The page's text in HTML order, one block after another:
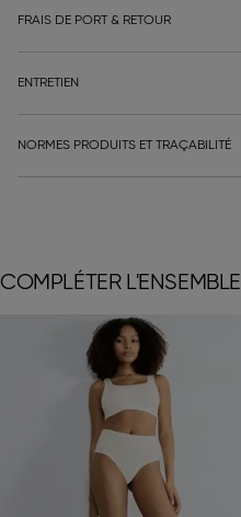
FRAIS DE PORT & RETOUR
ENTRETIEN
NORMES PRODUITS ET TRAÇABILITÉ
COMPLÉTER L'ENSEMBLE